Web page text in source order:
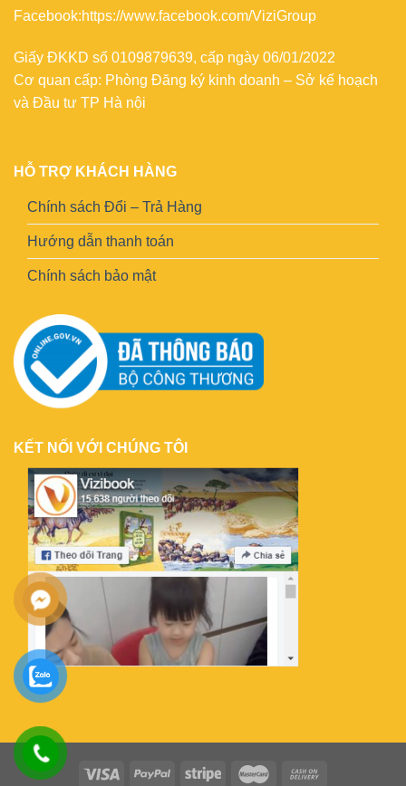
Facebook:https://www.facebook.com/ViziGroup
Giấy ĐKKD số 0109879639, cấp ngày 06/01/2022
Cơ quan cấp: Phòng Đăng ký kinh doanh – Sở kế hoạch
và Đầu tư TP Hà nội
HỖ TRỢ KHÁCH HÀNG
Chính sách Đổi – Trả Hàng
Hướng dẫn thanh toán
Chính sách bảo mật
KẾT NỐI VỚI CHÚNG TÔI